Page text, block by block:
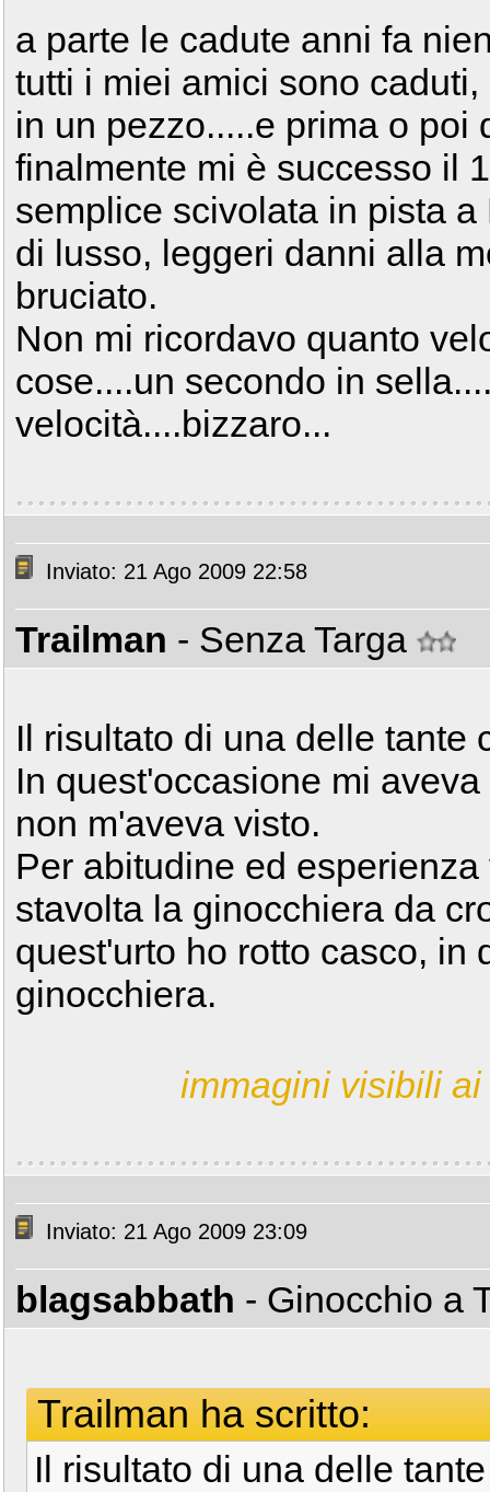
a parte le cadute anni fa
tutti i miei amici sono
in un pezzo.....e prima o poi
finalmente mi è successo il
semplice scivolata in pista
di lusso, leggeri danni alla
bruciato.
Non mi ricordavo quanto
cose....un secondo in
velocità....bizzaro...
Inviato: 21 Ago 2009 22:58
Trailman - Senza Targa
Il risultato di una delle tante
In quest'occasione mi
non m'aveva visto.
Per abitudine ed
stavolta la ginocchiera da
quest'urto ho rotto casco, in
ginocchiera.
immagini visibili
Inviato: 21 Ago 2009 23:09
blagsabbath - Ginocchio a
Trailman ha scritto:
Il risultato di una delle